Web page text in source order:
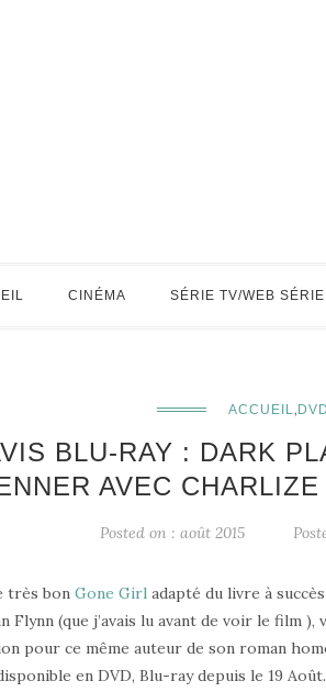
CINÉMA SÉRIE TV/WEB SÉRIE
ACCUEIL,
BLU-RAY : DARK
AVEC
Posted on : août 2015
très bon Gone Girl adapté du livre à
Flynn (que j’avais lu avant de voir le film ),
pour ce même auteur de son roman
en DVD, Blu-ray depuis le 19